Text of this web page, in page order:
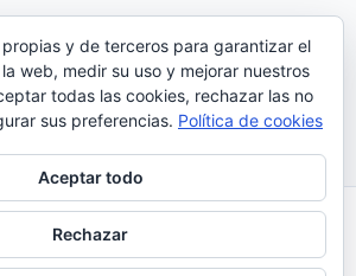
| Política Privacidad
|ComoTocarViolin.Com
y de terceros para garantizar el
web, medir su uso y mejorar nuestros
todas las cookies, rechazar las no
sus preferencias. Política de cookies
Aceptar todo
Rechazar